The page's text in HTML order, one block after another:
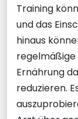
Training
und das
hinaus
regelmäßige
Ernährung
reduzieren.